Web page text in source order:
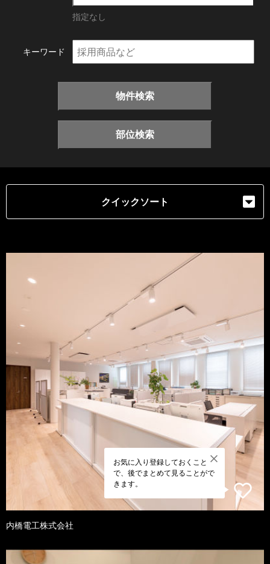
指定なし
キーワード
物件検索
部位検索
クイックソート
お気に入り登録しておくこと
で、後でまとめて見ることがで
きます。
内橋電工株式会社